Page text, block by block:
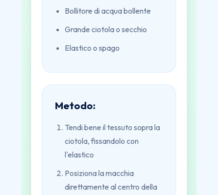
Bollitore di acqua bollente
Grande ciotola o secchio
Elastico o spago
Metodo:
Tendi bene il tessuto sopra la
ciotola, fissandolo con
l'elastico
Posiziona la macchia
direttamente al centro della